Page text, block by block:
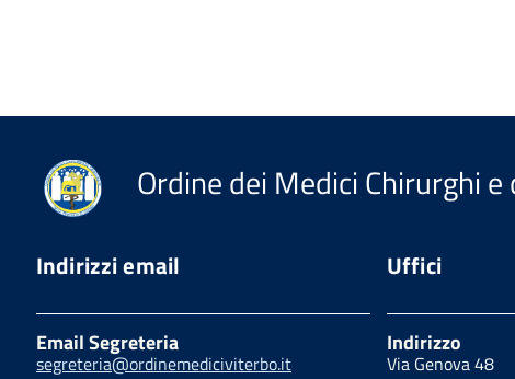
Ordine dei Medici Chirurghi
Indirizzi email
Email Segreteria
segreteria@ordinemediciviterbo.it
Uffici
Indirizzo
Via Genova 48